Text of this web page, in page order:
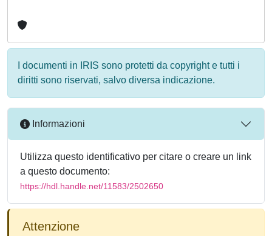
I documenti in IRIS sono protetti da copyright e tutti i
diritti sono riservati, salvo diversa indicazione.
Informazioni
Utilizza questo identificativo per citare o creare un link
a questo documento:
https://hdl.handle.net/11583/2502650
Attenzione